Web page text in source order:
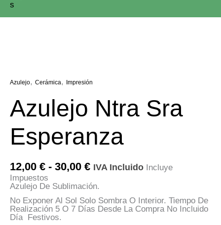
Azulejo, Cerámica, Impresión
Azulejo Ntra Sra
Esperanza
12,00 € - 30,00 €Rango
De
Precios:
Desde
12,00 €
Hasta
IVA Incluido Incluye
Impuestos
Azulejo De Sublimación.
No Exponer Al Sol Solo Sombra O Interior. Tiempo De
Realización 5 O 7 Días Desde La Compra No Incluido
Día Festivos.